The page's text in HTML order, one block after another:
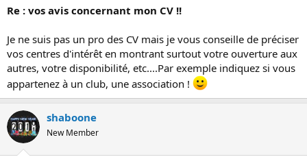
Re : vos avis concernant mon CV !!
Je ne suis pas un pro des CV mais je vous conseille de préciser
vos centres d'intérêt en montrant surtout votre ouverture aux
autres, votre disponibilité, etc....Par exemple indiquez si vous
appartenez à un club, une association !
shaboone
New Member